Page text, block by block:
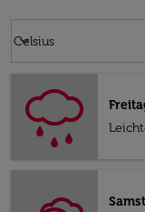
Celsius
keyboard_arrow_down